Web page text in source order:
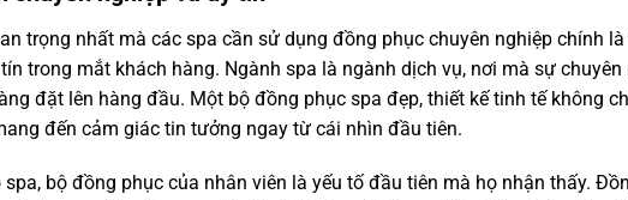
trọng nhất mà các spa cần sử dụng đồng phục chuyên nghiệp chính
trong mắt khách hàng. Ngành spa là ngành dịch vụ, nơi mà sự
đặt lên hàng đầu. Một bộ đồng phục spa đẹp, thiết kế tinh tế không
đến cảm giác tin tưởng ngay từ cái nhìn đầu tiên.
bộ đồng phục của nhân viên là yếu tố đầu tiên mà họ nhận thấy.